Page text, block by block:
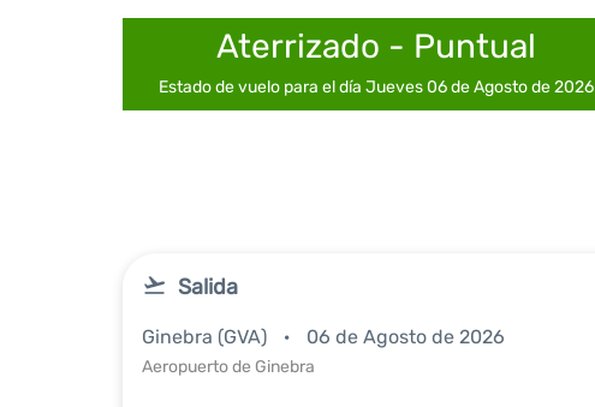
Aterrizado - Puntual
Estado de vuelo para el día Jueves 06 de Agosto de 2026
Salida
Ginebra (GVA) 06 de Agosto de 2026
Aeropuerto de Ginebra